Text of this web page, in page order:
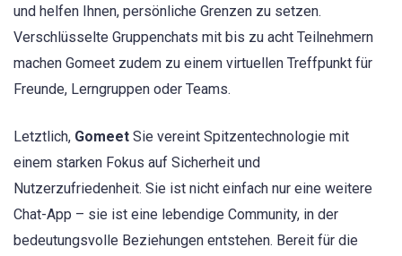
und helfen Ihnen, persönliche Grenzen zu setzen.
Verschlüsselte Gruppenchats mit bis zu acht Teilnehmern
machen Gomeet zudem zu einem virtuellen Treffpunkt für
Freunde, Lerngruppen oder Teams.
Letztlich, Gomeet Sie vereint Spitzentechnologie mit
einem starken Fokus auf Sicherheit und
Nutzerzufriedenheit. Sie ist nicht einfach nur eine weitere
Chat-App – sie ist eine lebendige Community, in der
bedeutungsvolle Beziehungen entstehen. Bereit für die